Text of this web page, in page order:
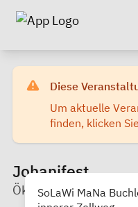
Diese
Um aktuelle
finden, klicken Sie
Johanifest
Öko-Modellregion
SoLaWi MaNa